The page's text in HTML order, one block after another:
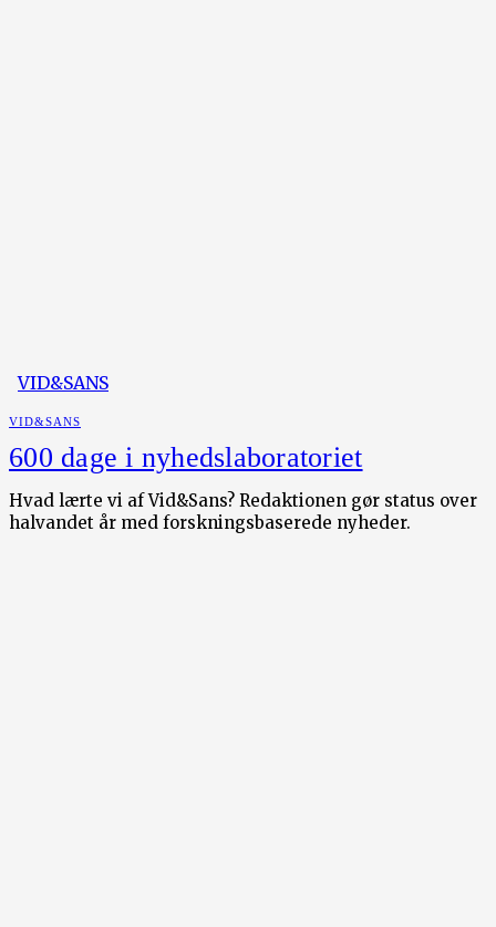
VID&SANS
VID&SANS
600 dage i nyhedslaboratoriet
Hvad lærte vi af Vid&Sans? Redaktionen gør status over
halvandet år med forskningsbaserede nyheder.